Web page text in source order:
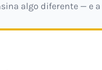
algo diferente — e